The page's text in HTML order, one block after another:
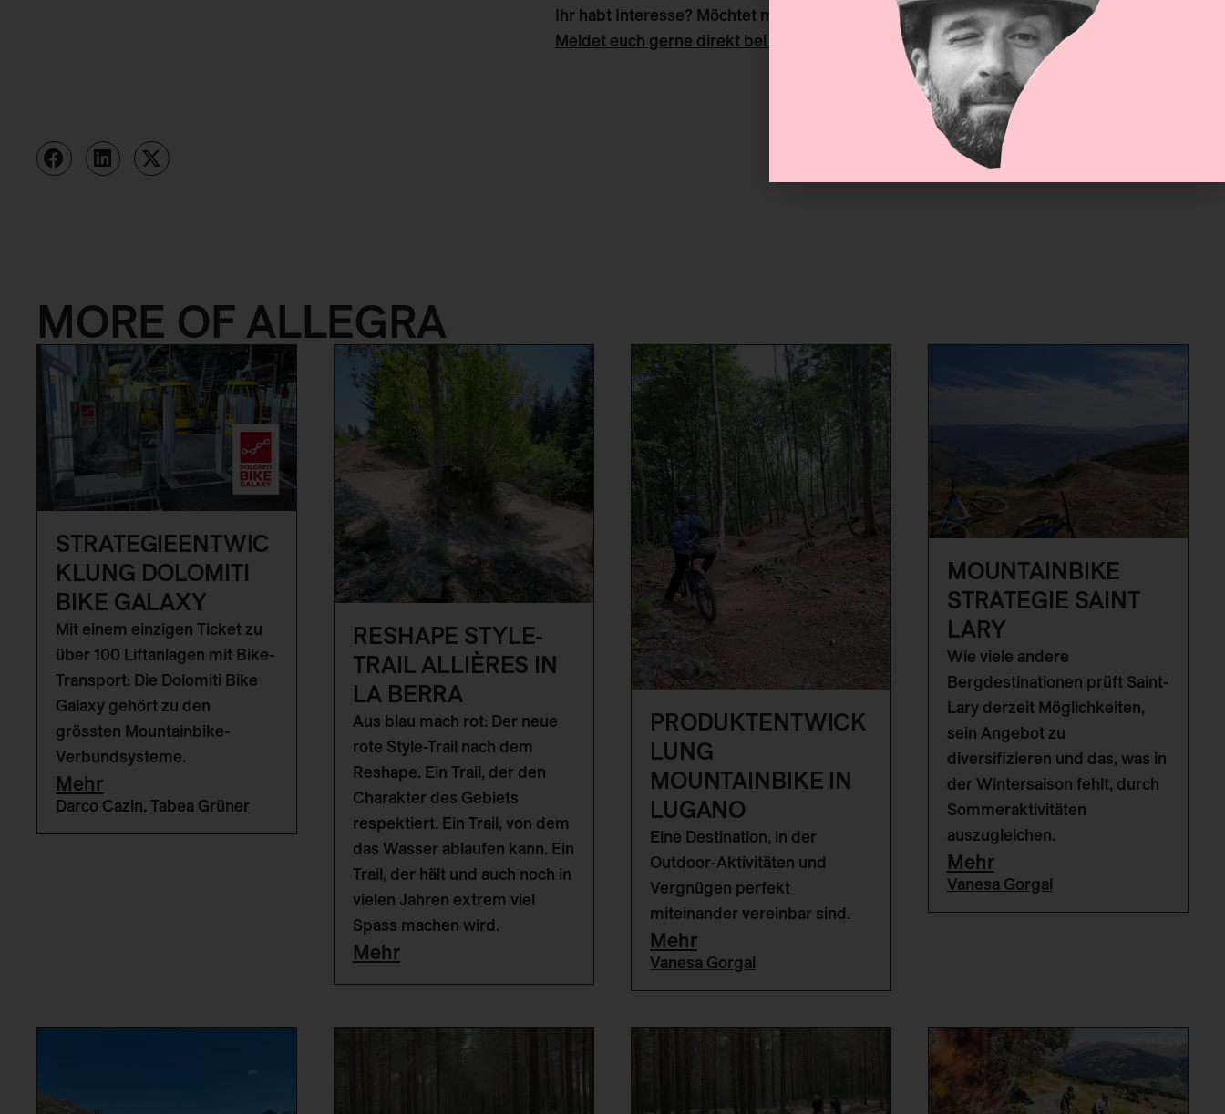
Ihr habt Interesse? Möchtet mehr Details zu den Inhalten den Kursen?
Meldet euch gerne direkt bei uns!
MORE OF ALLEGRA
STRATEGIEENTWIC
KLUNG DOLOMITI
BIKE GALAXY
Mit einem einzigen Ticket zu
über 100 Liftanlagen mit Bike-
Transport: Die Dolomiti Bike
Galaxy gehört zu den
grössten Mountainbike-
Verbundsysteme.
Mehr
Darco Cazin,Tabea Grüner
RESHAPE STYLE-
TRAIL ALLIÈRES IN
LA BERRA
Aus blau mach rot: Der neue
rote Style-Trail nach dem
Reshape. Ein Trail, der den
Charakter des Gebiets
respektiert. Ein Trail, von dem
das Wasser ablaufen kann. Ein
Trail, der hält und auch noch in
vielen Jahren extrem viel
Spass machen wird.
Mehr
PRODUKTENTWICK
LUNG
MOUNTAINBIKE IN
LUGANO
Eine Destination, in der
Outdoor-Aktivitäten und
Vergnügen perfekt
miteinander vereinbar sind.
Mehr
Vanesa Gorgal
MOUNTAINBIKE
STRATEGIE SAINT
LARY
Wie viele andere
Bergdestinationen prüft Saint-
Lary derzeit Möglichkeiten,
sein Angebot zu
diversifizieren und das, was in
der Wintersaison fehlt, durch
Sommeraktivitäten
auszugleichen.
Mehr
Vanesa Gorgal